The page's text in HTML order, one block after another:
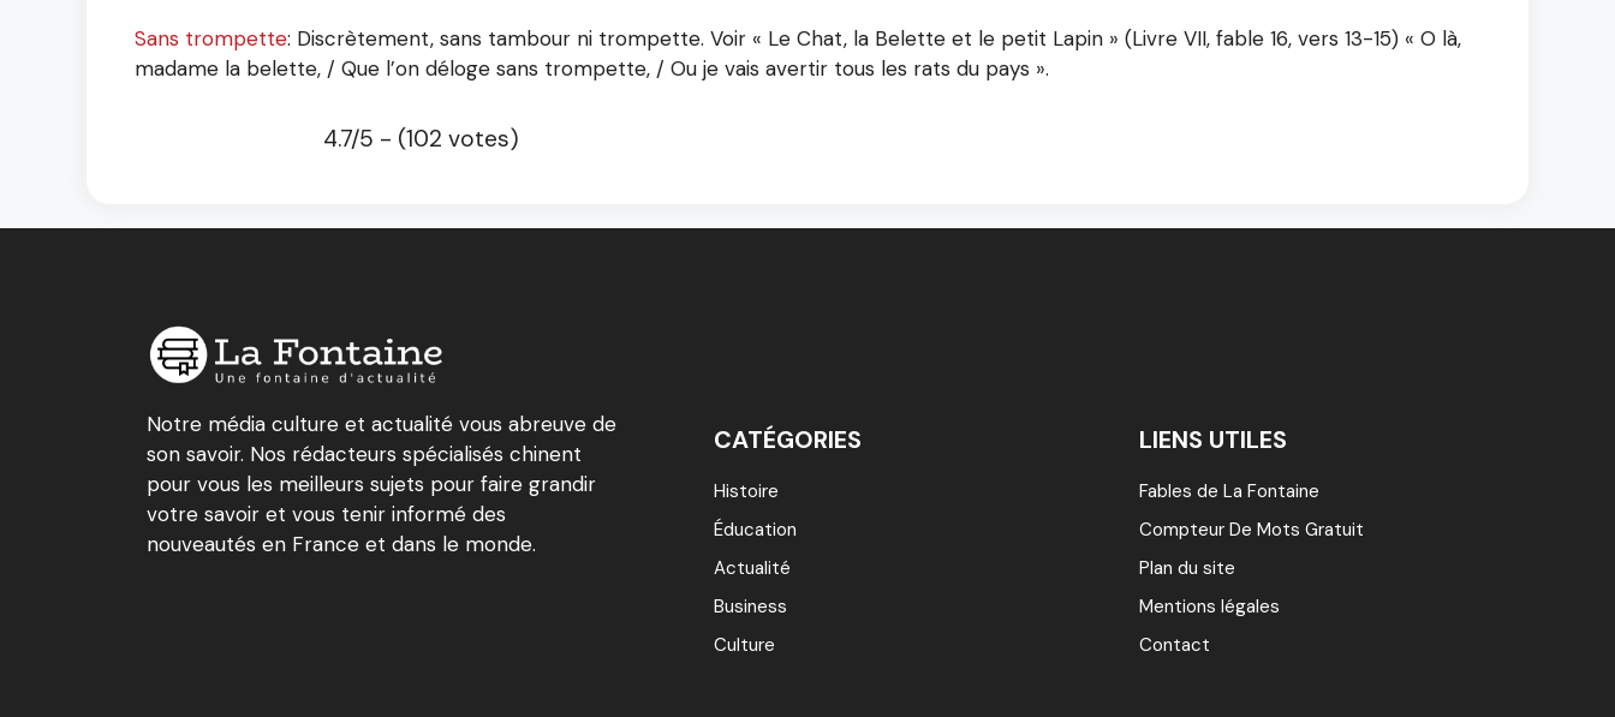
Sans trompette: Discrètement, sans tambour ni trompette. Voir « Le Chat, la Belette et le petit Lapin » (Livre VII, fable 16, vers 13-15) « O là,
madame la belette, / Que l’on déloge sans trompette, / Ou je vais avertir tous les rats du pays ».
4.7/5 - (102 votes)
Notre média culture et actualité vous abreuve de
son savoir. Nos rédacteurs spécialisés chinent
pour vous les meilleurs sujets pour faire grandir
votre savoir et vous tenir informé des
nouveautés en France et dans le monde.
CATÉGORIES
Histoire
Éducation
Actualité
Business
Culture
LIENS UTILES
Fables de La Fontaine
Compteur De Mots Gratuit
Plan du site
Mentions légales
Contact